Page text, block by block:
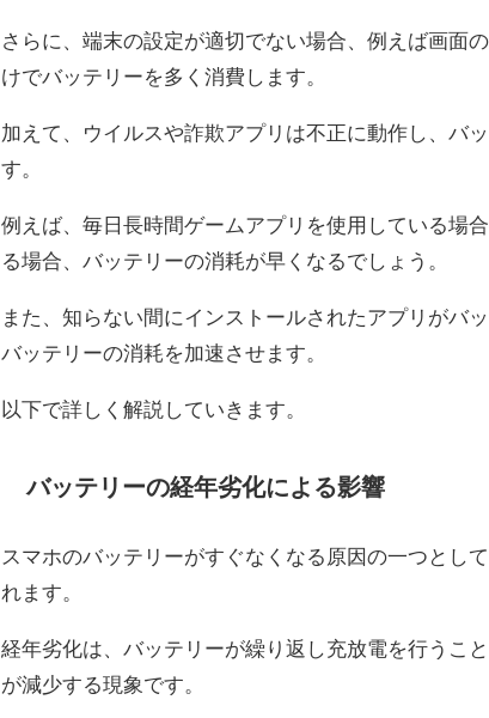
さらに、端末の設定が適切でない場合、例えば画面
けでバッテリーを多く消費します。
加えて、ウイルスや詐欺アプリは不正に動作し、バ
す。
例えば、毎日長時間ゲームアプリを使用している場
る場合、バッテリーの消耗が早くなるでしょう。
また、知らない間にインストールされたアプリがバ
バッテリーの消耗を加速させます。
以下で詳しく解説していきます。
バッテリーの経年劣化による影響
スマホのバッテリーがすぐなくなる原因の一つとし
れます。
経年劣化は、バッテリーが繰り返し充放電を行うこ
が減少する現象です。